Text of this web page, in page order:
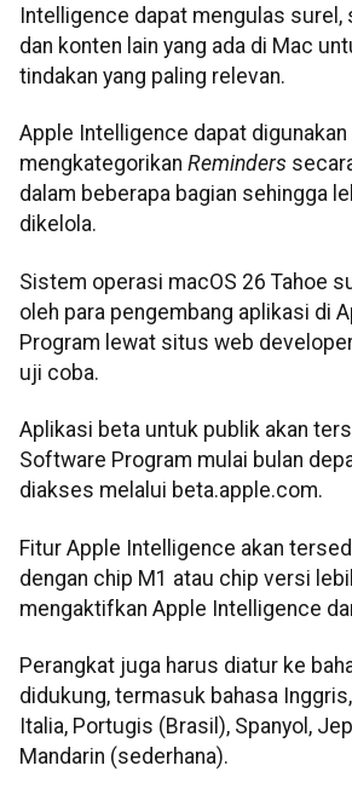
Intelligence dapat mengulas surel,
dan konten lain yang ada di Mac
tindakan yang paling relevan.
Apple Intelligence dapat
mengkategorikan Reminders
dalam beberapa bagian sehingga
dikelola.
Sistem operasi ​​​​​​​macOS 26 Tahoe
oleh para pengembang aplikasi di
Program lewat situs web
uji coba.
Aplikasi beta untuk publik akan
Software Program mulai bulan
diakses melalui beta.apple.com.
Fitur Apple Intelligence akan
dengan chip M1 atau chip versi
mengaktifkan Apple Intelligence
Perangkat juga harus diatur ke
didukung, termasuk bahasa
Italia, Portugis (Brasil), Spanyol,
Mandarin (sederhana).